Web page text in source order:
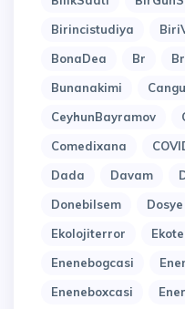
Birincistudiya
BonaDea
Br
Bunanakimi
CeyhunBayramov
Comedixana
Dada
Davam
Donebilsem
Dosye
Ekolojiterror
Enenebogcasi
Eneneboxcasi